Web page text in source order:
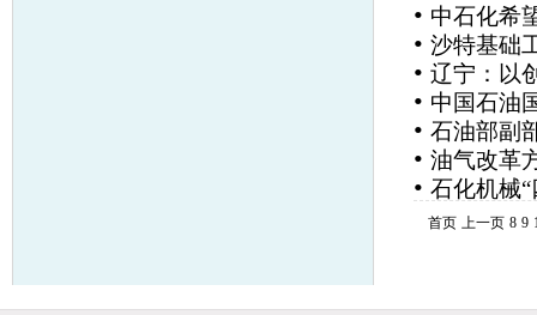
• 中石化希
• 沙特基础
• 辽宁：以
• 中国石油
• 石油部副
• 油气改革
• 石化机械
首页 上一页 8 9